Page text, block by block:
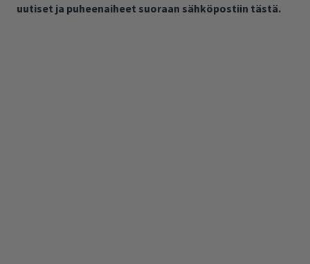
uutiset ja puheenaiheet suoraan sähköpostiin tästä.